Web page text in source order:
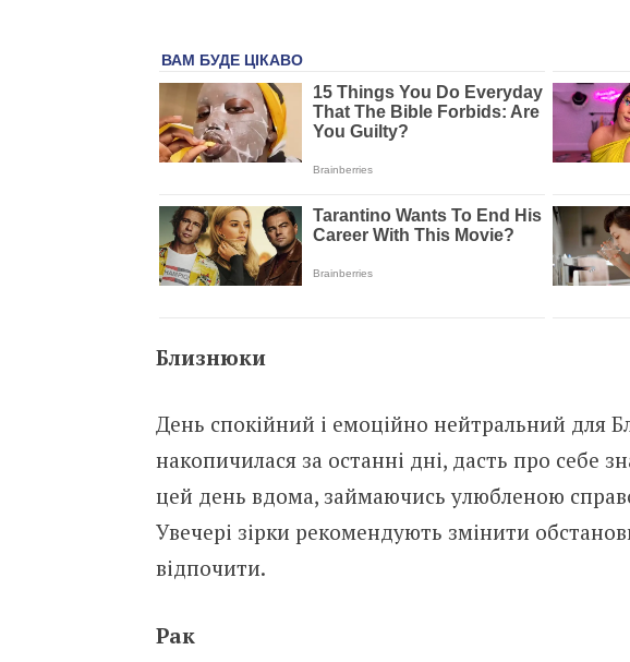
Близнюки
День спокійний і емоційно нейтральний для
накопичилася за останні дні, дасть про себе
цей день вдома, займаючись улюбленою
Увечері зірки рекомендують змінити
відпочити.
Рак